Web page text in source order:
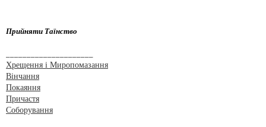
Прийняти Таїнство
Хрещення і Миропомазання
Вінчання
Покаяння
Причастя
Соборування